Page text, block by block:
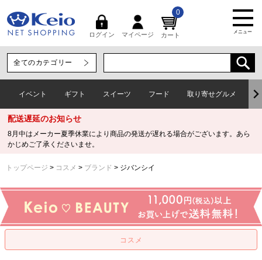
ログイン マイページ カート
0
メニュー
イベント ギフト スイーツ フード 取り寄せグルメ
配送遅延のお知らせ
8月中はメーカー夏季休業により商品の発送が遅れる場合がございます。あら
かじめご了承くださいませ。
トップページ コスメ ブランド ジバンシイ